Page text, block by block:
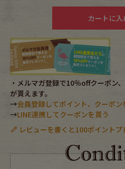
小物・アクセサ
Eye Wear
Bag
Accessory
Belt
Keyring
カートに入
・メルマガ登録で10％offクーポン
が貰えます。
→会員登録してポイント、クーポン
→LINE連携してクーポンを貰う
レビューを書くと100ポイントプ